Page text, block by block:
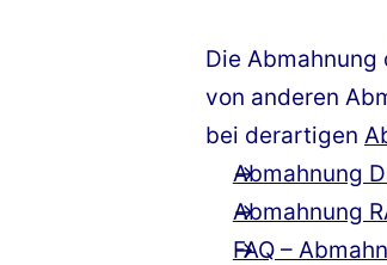
Die Abmahnung
von anderen
bei derartigen
Abmahnung
Abmahnung
FAQ –